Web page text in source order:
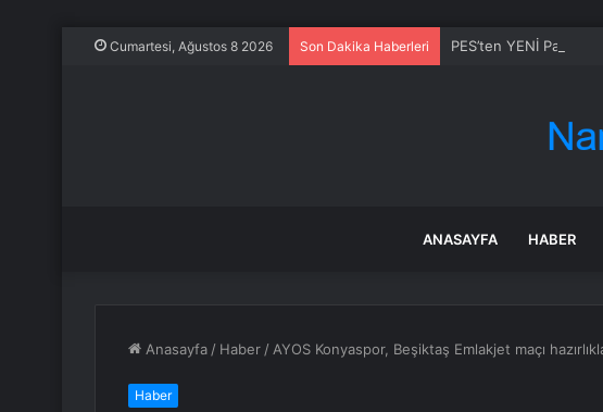
Cumartesi, Ağustos 8 2026 Son Dakika Haberleri PES’ten YENİ
ANASAYFA HABER
Anasayfa / Haber / AYOS Konyaspor, Beşiktaş Emlakjet maçı
Haber